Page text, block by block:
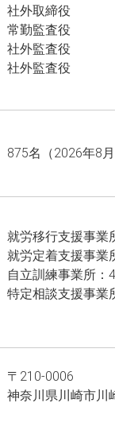
社外取締役
常勤監査役
社外監査役
社外監査役
875名（2026年8月
就労移行支援事業
就労定着支援事業
自立訓練事業所：
特定相談支援事業
〒210-0006
神奈川県川崎市川